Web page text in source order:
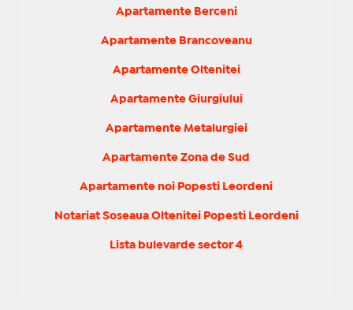
Apartamente Berceni
Apartamente Brancoveanu
Apartamente Oltenitei
Apartamente Giurgiului
Apartamente Metalurgiei
Apartamente Zona de Sud
Apartamente noi Popesti Leordeni
Notariat Soseaua Oltenitei Popesti Leordeni
Lista bulevarde sector 4